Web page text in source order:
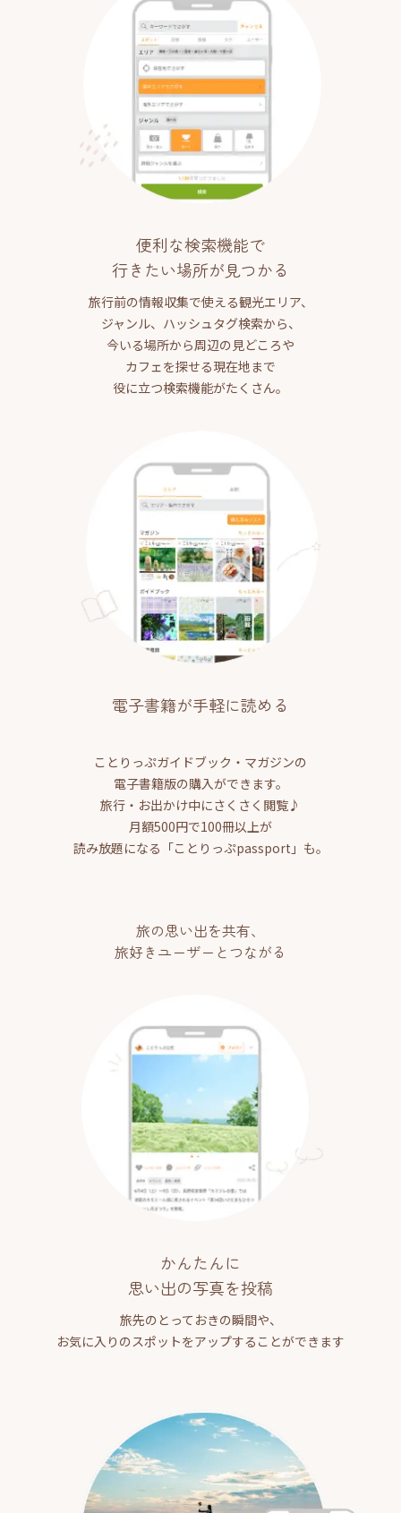
便利な検索機能で
行きたい場所が見つかる
旅行前の情報収集で使える観光エリア、
ジャンル、ハッシュタグ検索から、
今いる場所から周辺の見どころや
カフェを探せる現在地まで
役に立つ検索機能がたくさん。
電子書籍が手軽に読める
ことりっぷガイドブック・マガジンの
電子書籍版の購入ができます。
旅行・お出かけ中にさくさく閲覧♪
月額500円で100冊以上が
読み放題になる「ことりっぷpassport」も。
旅の思い出を共有、
旅好きユーザーとつながる
かんたんに
思い出の写真を投稿
旅先のとっておきの瞬間や、
お気に入りのスポットをアップすることができます